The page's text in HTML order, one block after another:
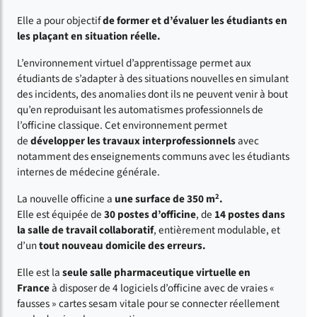
Elle a pour objectifde former et d’évaluer les étudiants en
les plaçant en situation réelle.
L’environnement virtuel d’apprentissage permet aux
étudiants de s’adapter à des situations nouvelles en simulant
des incidents, des anomalies dont ils ne peuvent venir à bout
qu’en reproduisant les automatismes professionnels de
l’officine classique. Cet environnement permet
dedévelopper les travaux interprofessionnelsavec
notamment des enseignements communs avec les étudiants
internes de médecine générale.
La nouvelle officine a une surface de 350 m2.
Elle est équipée de30 postes d’officine, de 14 postes dans
la salle de travail collaboratif, entièrement modulable, et
d’untout nouveau domicile des erreurs.
Elle est laseule salle pharmaceutique virtuelle en
Franceà disposer de 4 logiciels d’officine avec de vraies «
fausses » cartes sesam vitale pour se connecter réellement